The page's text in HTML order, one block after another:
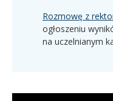
Rozmowę z
ogłoszeniu
na uczelnianym